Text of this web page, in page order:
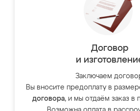
Договор
и
Заключаем
Вы вносите предоплату в
договора, и мы отдаём заказ в